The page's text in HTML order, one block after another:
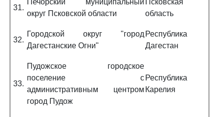
31.
Печорский муниципальный
округ Псковской области
Псковская
область
32.
Городской округ "город
Дагестанские Огни"
Республика
Дагестан
33.
Пудожское городское
поселение с
административным центром
город Пудож
Республика
Карелия